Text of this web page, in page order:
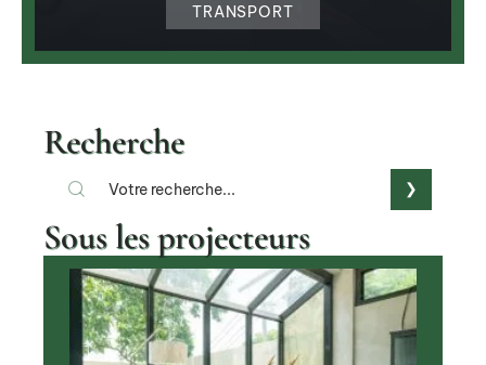
TRANSPORT
Recherche
Sous les projecteurs